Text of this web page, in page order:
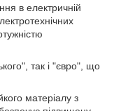
в електричній
так і "євро", що
матеріалу з